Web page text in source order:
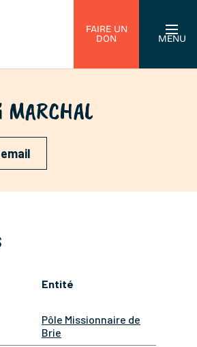
FAIRE UN
DON
MENU
Entité
Pôle Missionnaire de
Brie